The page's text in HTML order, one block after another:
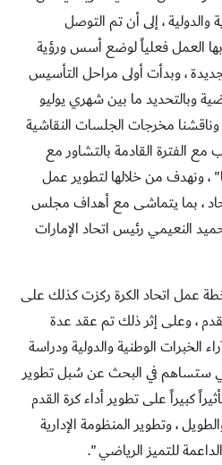
والدولية ، إلى أن تم التوصل
العمل فعلياً لوضع أسس ورؤية
، وبدأت أولى مراحل التأسيس
وبالتحديد ما بين شهري يوليو
وناقشنا مخرجات الجلساتالنقاشية
مع الفترة القادمة بالتشاور مع
، ونهدف من خلالها لتطوير عمل
، بما يتماشى مع أهداف مجلس
النعيمي رئيس اتحاد الإمارات
عمل اتحاد الكرة ركزت كذلك على
، وعلى إثر ذلك تم عقد عدة
الخبرات الوطنية والدولية ودراسة
ستساهم في البحث عن سُبل تطوير
كبيراً على تطوير أداء كرة القدم
، وتطوير المنظومة الإدارية
للتميز الرياضي ".